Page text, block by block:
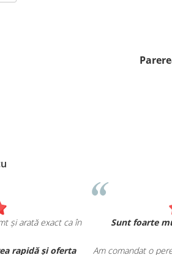
și arată exact ca în
rapidă și oferta
Sunt foarte
Am comandat o